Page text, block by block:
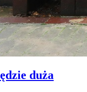
duża